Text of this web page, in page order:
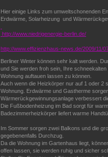
Hier einige Links zum umweltschonenden
Erdwärme, Solarheizung und
http://www.niedrigenergie-berlin.de/
http://www.effizienzhaus-news.de/2009/11/
Berliner Winter können sehr kalt werden.
und Sie werden froh sein, Ihre
Wohnung auftauen lassen zu können.
Auch wenn die Heizkörper nur auf 1 oder 2
Wohnung. Erdwärme und Gastherme
Wärmerückgewinnungsanlage verbessert
Die Fußbodenheizung im Bad sorgt für
Badezimmerheizkörper liefert warme
Im Sommer sorgen zwei Balkons und die
gegebenenfalls Durchzug.
Da die Wohnung im Gartenhaus liegt,
offen lassen, sie werden ruhig und sicher